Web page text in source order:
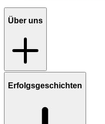
Über uns
Erfolgsgeschichten